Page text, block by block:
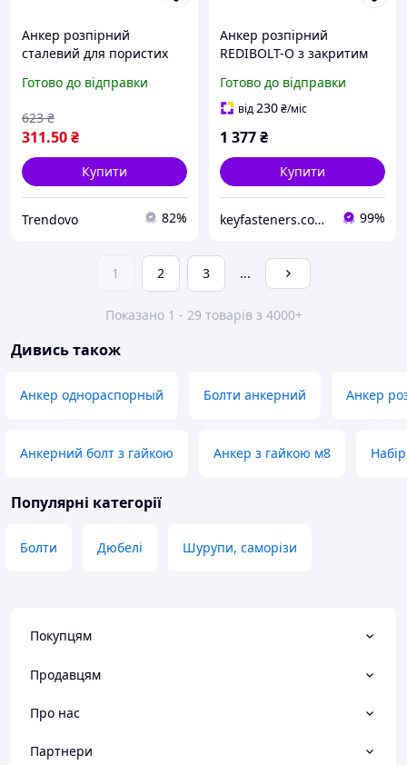
Анкер розпірний
сталевий для пористих
50шт упаковка для
Готово до відправки
311.50₴
623 ₴
Купити
Trendovo 82%
Анкер розпірний
REDIBOLT-O з закритим
Metalvis цинк жовтий/
білий 30 шт./пачка
Готово до відправки
від230₴/міс
1 377₴
Купити
keyfasteners.com.ua 99%
1 2 3 ...
Показано 1 - 29 товарів з 4000+
Дивись також
Анкер однораспорный Болти анкерний Анкер
Анкерний болт з гайкою Анкер з гайкою м8
Популярні категорії
Болти Дюбелі Шурупи, саморізи
Покупцям
Продавцям
Про нас
Партнери